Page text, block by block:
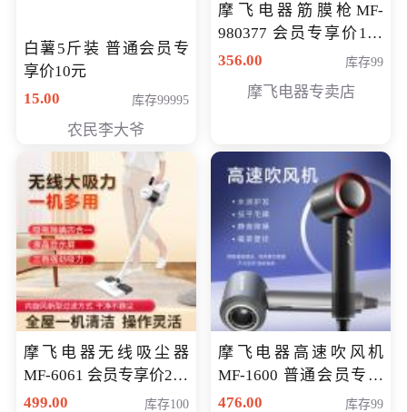
白薯5斤装 普通会员专
享价10元
15.00
库存99995
农民李大爷
摩飞电器筋膜枪MF-
980377 会员专享价199
元
356.00 库存99
摩飞电器专卖店
摩飞电器无线吸尘器
MF-6061 会员专享价299
元
499.00 库存100
摩飞电器高速吹风机
MF-1600 普通会员专享
价298元
476.00 库存99